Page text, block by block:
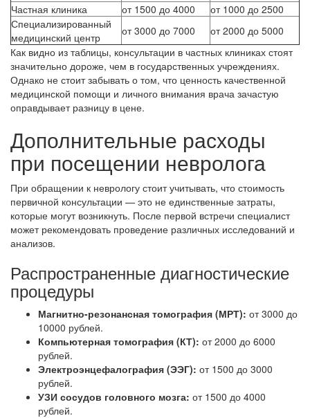
Частная клиника
от 1500 до 4000
от 1000 до 2500
Специализированный
медицинский центр
от 3000 до 7000
от 2000 до 5000
Как видно из таблицы, консультации в частных клиниках стоят
значительно дороже, чем в государственных учреждениях.
Однако не стоит забывать о том, что ценность качественной
медицинской помощи и личного внимания врача зачастую
оправдывает разницу в цене.
Дополнительные расходы
при посещении невролога
При обращении к неврологу стоит учитывать, что стоимость
первичной консультации — это не единственные затраты,
которые могут возникнуть. После первой встречи специалист
может рекомендовать проведение различных исследований и
анализов.
Распространенные диагностические
процедуры
Магнитно-резонансная томография (МРТ): от 3000 до
10000 рублей.
Компьютерная томография (КТ): от 2000 до 6000
рублей.
Электроэнцефалография (ЭЭГ): от 1500 до 3000
рублей.
УЗИ сосудов головного мозга: от 1500 до 4000
рублей.